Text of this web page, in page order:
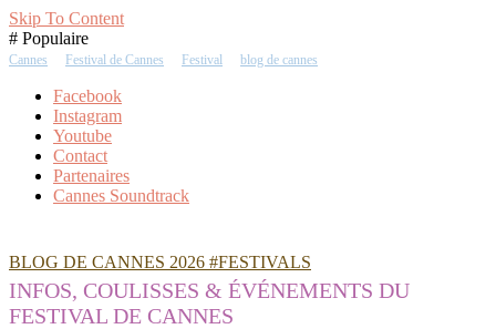
Skip To Content
# Populaire
Cannes Festival de Cannes Festival blog de cannes
Facebook
Instagram
Youtube
Contact
Partenaires
Cannes Soundtrack
BLOG DE CANNES 2026 #FESTIVALS
INFOS, COULISSES & ÉVÉNEMENTS DU
FESTIVAL DE CANNES